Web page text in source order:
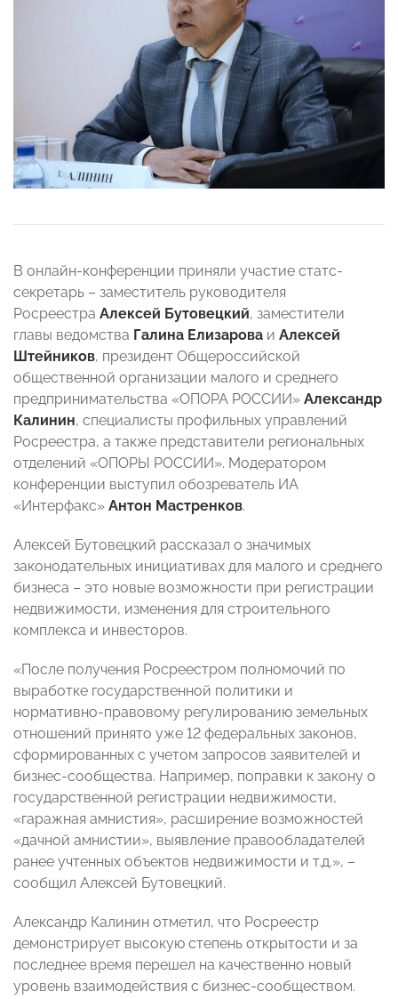
В онлайн-конференции приняли участие статс-
секретарь – заместитель руководителя
Росреестра Алексей Бутовецкий, заместители
главы ведомства Галина Елизарова и Алексей
Штейников, президент Общероссийской
общественной организации малого и среднего
предпринимательства «ОПОРА РОССИИ» Александр
Калинин, специалисты профильных управлений
Росреестра, а также представители региональных
отделений «ОПОРЫ РОССИИ». Модератором
конференции выступил обозреватель ИА
«Интерфакс» Антон Мастренков.
Алексей Бутовецкий рассказал о значимых
законодательных инициативах для малого и среднего
бизнеса – это новые возможности при регистрации
недвижимости, изменения для строительного
комплекса и инвесторов.
«После получения Росреестром полномочий по
выработке государственной политики и
нормативно-правовому регулированию земельных
отношений принято уже 12 федеральных законов,
сформированных с учетом запросов заявителей и
бизнес-сообщества. Например, поправки к закону о
государственной регистрации недвижимости,
«гаражная амнистия», расширение возможностей
«дачной амнистии», выявление правообладателей
ранее учтенных объектов недвижимости и т.д.», –
сообщил Алексей Бутовецкий.
Александр Калинин отметил, что Росреестр
демонстрирует высокую степень открытости и за
последнее время перешел на качественно новый
уровень взаимодействия с бизнес-сообществом.